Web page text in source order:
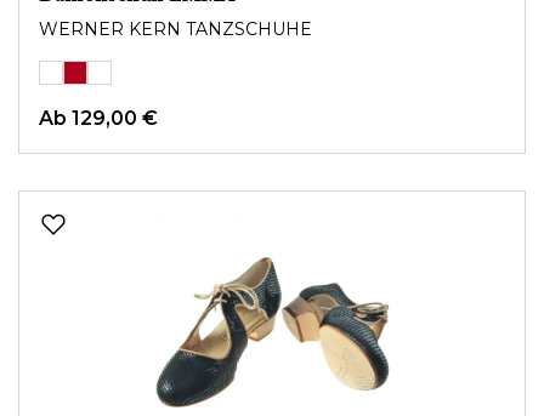
WERNER KERN TANZSCHUHE
Ab 129,00 €